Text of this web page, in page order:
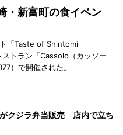
・新富町の食イベン
「Taste of Shintomi
トラン「Cassolo（カッソー
）で開催された。
クジラ弁当販売 店内で立ち